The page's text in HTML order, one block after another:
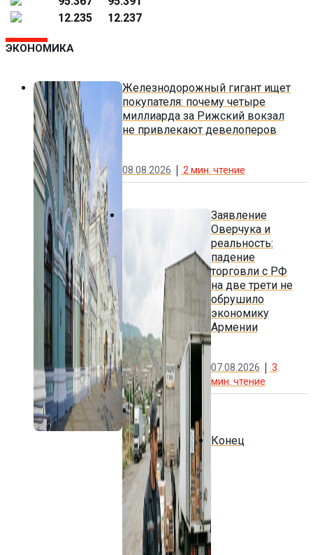
12.235
12.237
ЭКОНОМИКА
Железнодорожный гигант ищет
покупателя: почему четыре
миллиарда за Рижский вокзал
не привлекают девелоперов
08.08.2026 2 мин. чтение
Заявление
Оверчука и
реальность:
падение
торговли с РФ
на две трети не
обрушило
экономику
Армении
07.08.2026
3
мин. чтение
Конец